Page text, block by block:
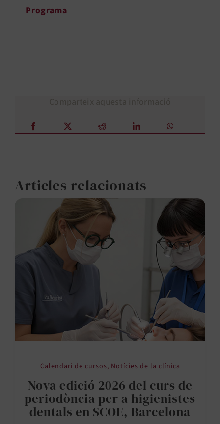
Programa
Articles relacionats
Calendari de cursos, Notícies de la clínica
Nova edició 2026 del curs de
periodòncia per a higienistes
dentals en SCOE, Barcelona